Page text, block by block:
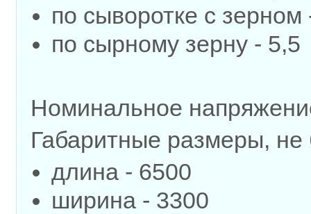
по сыворотке с зерном
по сырному зерну - 5,5
Номинальное
Габаритные размеры,
длина - 6500
ширина - 3300